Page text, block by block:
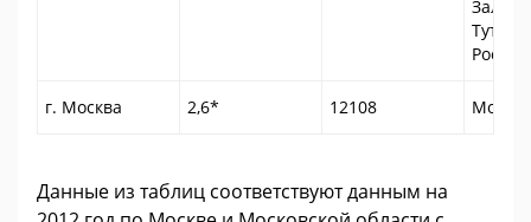
Ростов
г. Москва 2,6* 12108 Москва
Данные из таблиц соответствуют данным на